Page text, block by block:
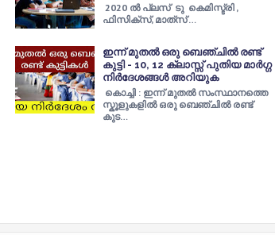
2020 ൽ പ്ലസ് ടു കെമിസ്ട്രി ,
ഫിസിക്സ്‌, മാത്‍സ് …
ഇന്ന് മുതൽ ഒരു ബെഞ്ചിൽ രണ്ട്
കുട്ടി - 10, 12 ക്ലാസ്സ്‌ പുതിയ മാർഗ്ഗ
നിർദേശങ്ങൾ അറിയുക
കൊച്ചി : ഇന്ന് മുതൽ സംസ്ഥാനത്തെ
സ്കൂളുകളിൽ ഒരു ബെഞ്ചിൽ രണ്ട്
കുട…